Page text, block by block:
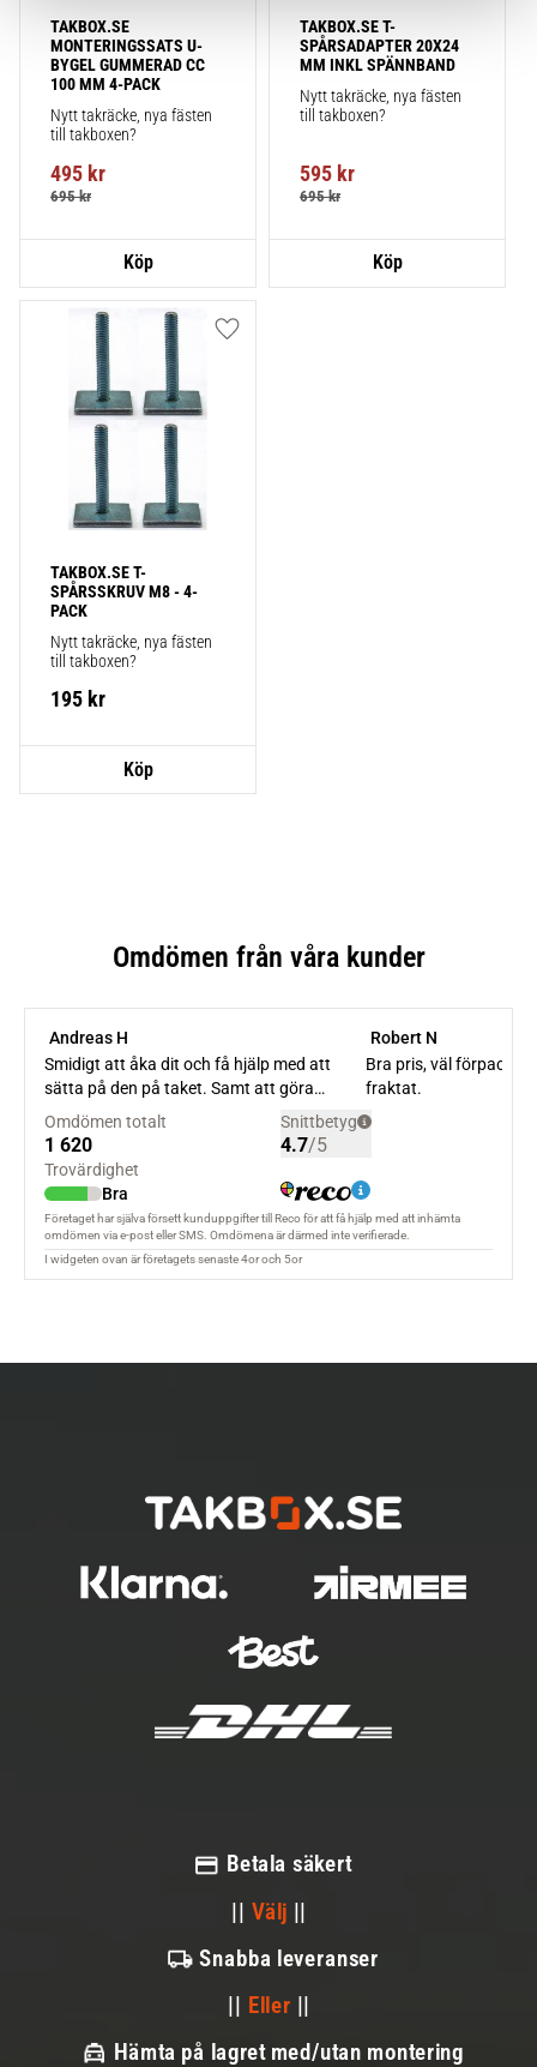
TAKBOX.SE
MONTERINGSSATS U-
BYGEL GUMMERAD CC
100 MM 4-PACK
Nytt takräcke, nya fästen
till takboxen?
495 kr
695kr
TAKBOX.SE T-
SPÅRSADAPTER 20X24
MM INKL SPÄNNBAND
Nytt takräcke, nya fästen
till takboxen?
595 kr
695kr
TAKBOX.SE T-
SPÅRSSKRUV M8 - 4-
PACK
Nytt takräcke, nya fästen
till takboxen?
195 kr
Lägg till i favoriter
Betala säkert
|| Välj ||
Snabba leveranser
|| Eller ||
Hämta på lagret med/utan montering